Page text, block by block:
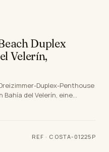
Duplex
Velerín,
Duplex-Penthouse
del Velerín, eine
und…
REF · COSTA-01225P